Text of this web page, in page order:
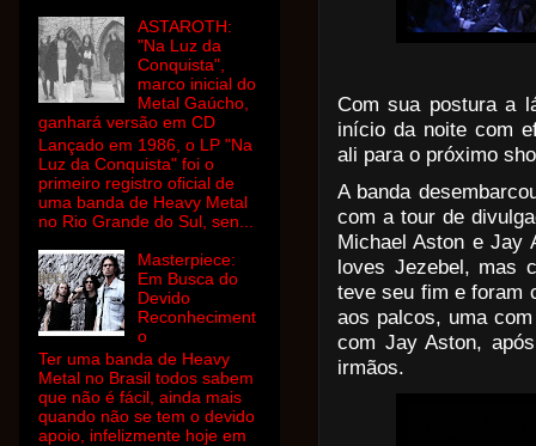
Com sua postura a
início da noite com
ali para o próximo
A banda
com a tour de
Michael Aston e Jay
loves Jezebel, mas
teve seu fim e foram
aos palcos, uma
com Jay Aston,
irmãos.
ASTAROTH:
"Na Luz da
Conquista",
marco inicial do
Metal Gaúcho,
ganhará versão em CD
Lançado em 1986, o LP "Na
Luz da Conquista" foi o
primeiro registro oficial de
uma banda de Heavy Metal
no Rio Grande do Sul, sen...
Masterpiece:
Em Busca do
Devido
Reconheciment
o
Ter uma banda de Heavy
Metal no Brasil todos sabem
que não é fácil, ainda mais
quando não se tem o devido
apoio, infelizmente hoje em